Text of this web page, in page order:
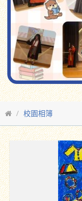
校園相簿